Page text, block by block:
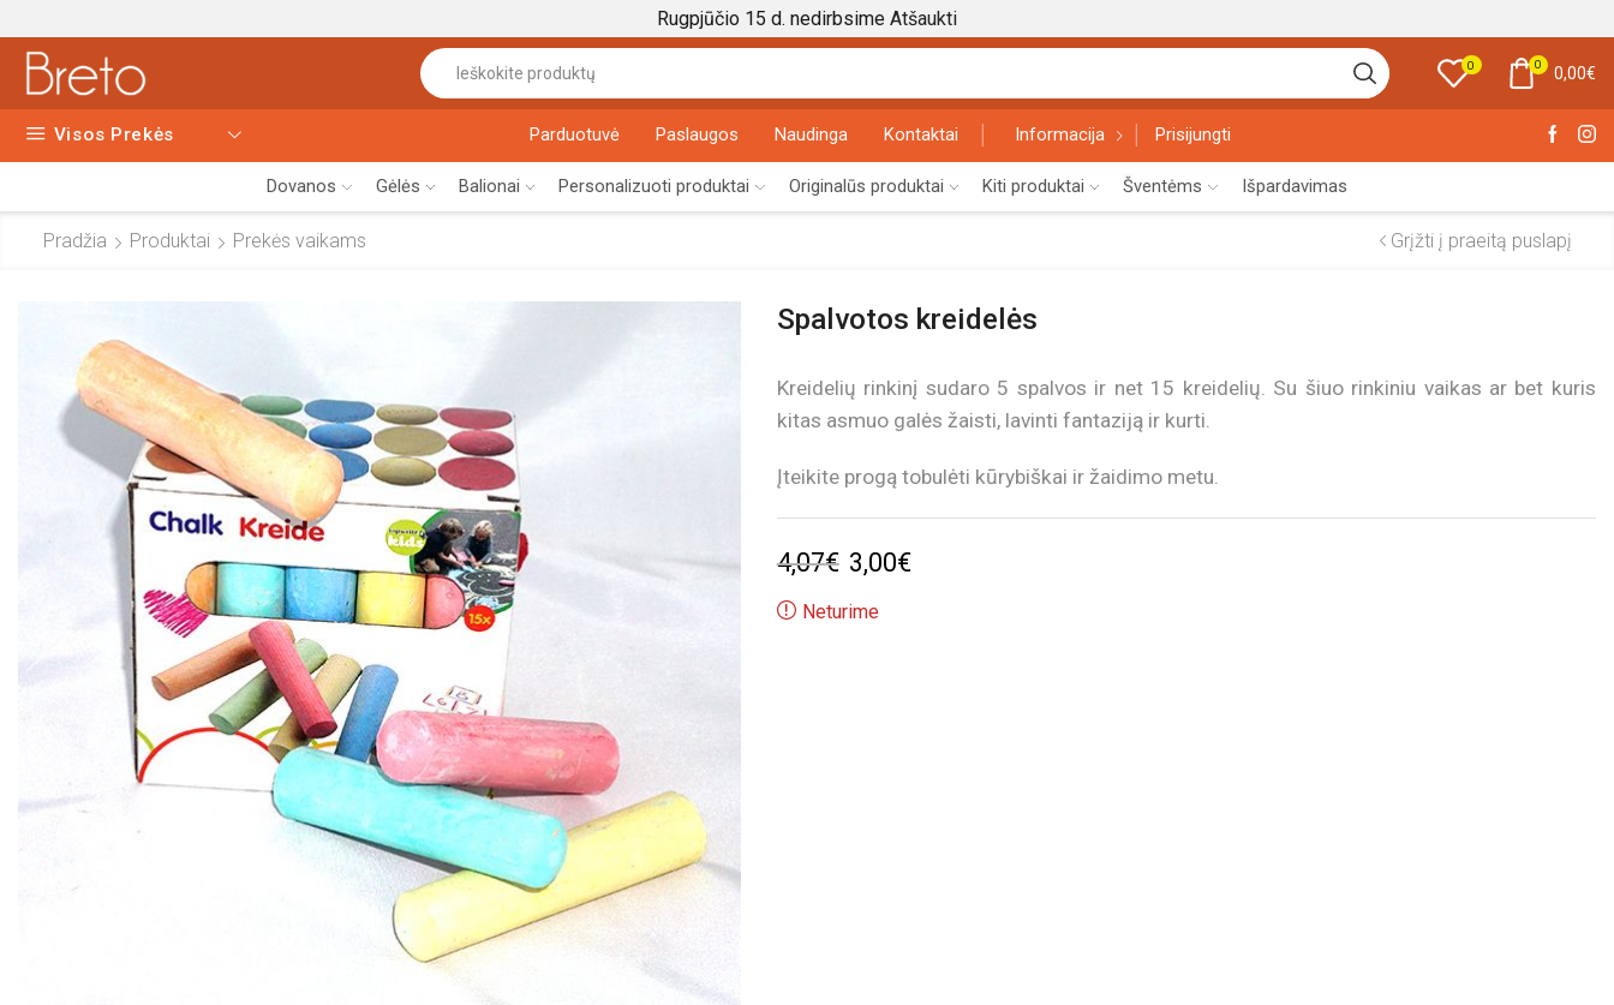
Rugpjūčio 15 d. nedirbsime Atšaukti
input
0 0 0,00€
Visos Prekės Parduotuvė Paslaugos Naudinga Kontaktai Informacija Prisijungti
Dovanos Gėlės Balionai Personalizuoti produktai Originalūs produktai Kiti produktai Šventėms Išpardavimas
Pradžia Produktai Prekės vaikams Grįžti į praeitą puslapį
Spalvotos kreidelės
Kreidelių rinkinį sudaro 5 spalvos ir net 15 kreidelių. Su šiuo rinkiniu vaikas ar bet kuris
kitas asmuo galės žaisti, lavinti fantaziją ir kurti.
Įteikite progą tobulėti kūrybiškai ir žaidimo metu.
4,07€ Original
price
3,00€Current
Neturime